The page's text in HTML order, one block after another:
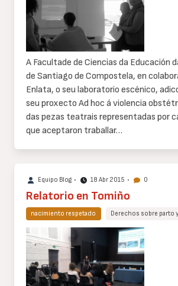
texto
A Facultade de Ciencias da Educación
de Santiago de Compostela, en
Enlata, o seu laboratorio escénico,
seu proxecto Ad hoc á violencia
das pezas teatrais representadas por
que aceptaron traballar…
Equipo Blog • 18 Abr 2015 • 0
Relatorio en Tomiño
nacimiento respetado Derechos sobre parto
Cuerpo
de
texto